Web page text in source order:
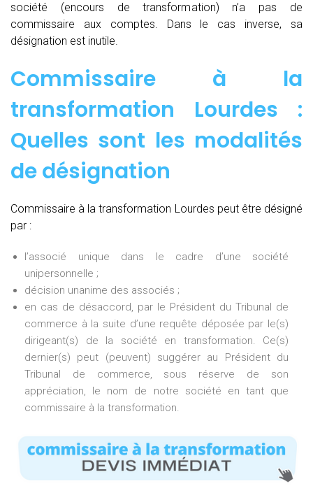
société (encours de transformation) n’a pas de
commissaire aux comptes. Dans le cas inverse, sa
désignation est inutile.
Commissaire à la
transformation Lourdes :
Quelles sont les modalités
de désignation
Commissaire à la transformation Lourdes peut être désigné
par :
l’associé unique dans le cadre d’une société
unipersonnelle ;
décision unanime des associés ;
en cas de désaccord, par le Président du Tribunal de
commerce à la suite d’une requête déposée par le(s)
dirigeant(s) de la société en transformation. Ce(s)
dernier(s) peut (peuvent) suggérer au Président du
Tribunal de commerce, sous réserve de son
appréciation, le nom de notre société en tant que
commissaire à la transformation.